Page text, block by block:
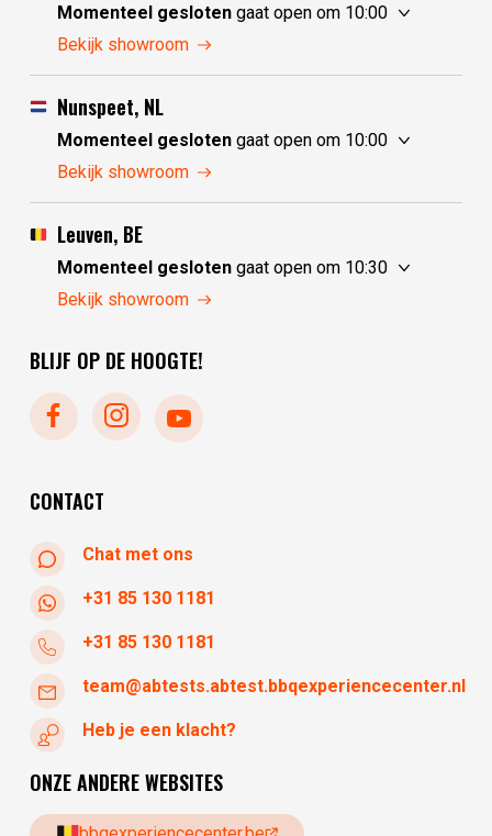
Momenteel geslotengaat open om 10:00
zaterdag
zondag
10:00 - 17:30
maandag
dinsdag
gesloten
woensdag
Bekijk showroom
Nunspeet, NL
Momenteel geslotengaat open om 10:00
zaterdag
zondag
gesloten
maandag
dinsdag
10:00 - 17:30
woensdag
Bekijk showroom
Leuven, BE
Momenteel geslotengaat open om 10:30
zaterdag
maandag
woensdag
donderdag
Bekijk showroom
BLIJF OP DE HOOGTE!
CONTACT
Chat met ons
+31 85 130 1181
+31 85 130 1181
team@abtests.abtest.bbqexperiencecenter.nl
Heb je een klacht?
ONZE ANDERE WEBSITES